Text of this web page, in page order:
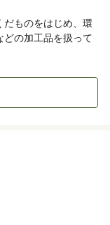
だものをはじめ、環
の加工品を扱って